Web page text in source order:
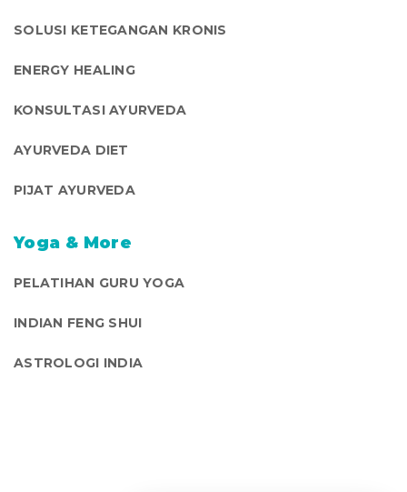
SOLUSI KETEGANGAN KRONIS
ENERGY HEALING
KONSULTASI AYURVEDA
AYURVEDA DIET
PIJAT AYURVEDA
Yoga & More
PELATIHAN GURU YOGA
INDIAN FENG SHUI
ASTROLOGI INDIA